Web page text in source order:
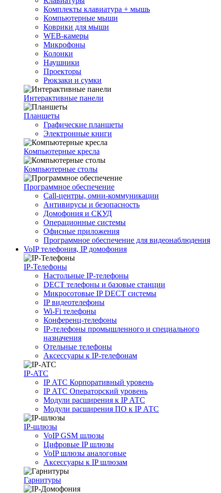
Комплекты клавиатура + мышь
Компьютерные мыши
Коврики для мыши
WEB-камеры
Микрофоны
Колонки
Наушники
Проекторы
Рюкзаки и сумки
Интерактивные панели
Планшеты
Графические планшеты
Электронные книги
Компьютерные кресла
Компьютерные столы
Программное обеспечение
Call-центры, омни-коммуникации
Антивирусы и безопасность
Домофония и СКУД
Операционные системы
Офисные приложения
Программное обеспечение для видеонаблюдения
VoIP телефония, IP домофония
IP-Телефоны
Настольные IP-телефоны
DECT телефоны и базовые станции
Микросотовые IP DECT системы
IP видеотелефоны
Wi-Fi телефоны
Конференц-телефоны
IP-телефоны промышленного и специального
назначения
Отельные телефоны
Аксессуары к IP-телефонам
IP-ATC
IP АТС Корпоративный уровень
IP АТС Операторский уровень
Модули расширения к IP АТС
Модули расширения ПО к IP АТС
IP-шлюзы
VoIP GSM шлюзы
Цифровые IP шлюзы
VoIP шлюзы аналоговые
Аксессуары к IP шлюзам
Гарнитуры